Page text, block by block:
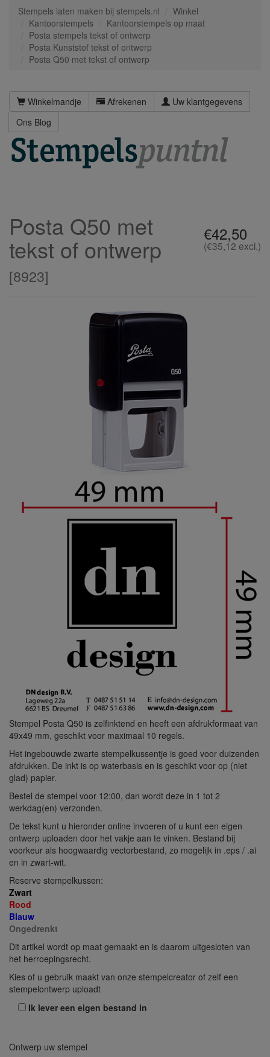
Stempels laten maken bij stempels.nl
Winkel
Kantoorstempels
Kantoorstempels op maat
Posta stempels tekst of ontwerp
Posta Kunststof tekst of ontwerp
Posta Q50 met tekst of ontwerp
Winkelmandje Afrekenen
Uw klantgegevens
Ons Blog
€42,50
(€35,12 excl.)
Posta Q50 met
tekst of ontwerp
[8923]
Stempel Posta Q50 is zelfinktend en heeft een afdrukformaat van
49x49 mm, geschikt voor maximaal 10 regels.
Het ingebouwde zwarte stempelkussentje is goed voor duizenden
afdrukken. De inkt is op waterbasis en is geschikt voor op (niet
glad) papier.
Bestel de stempel voor 12:00, dan wordt deze in 1 tot 2
werkdag(en) verzonden.
De tekst kunt u hieronder online invoeren of u kunt een eigen
ontwerp uploaden door het vakje aan te vinken. Bestand bij
voorkeur als hoogwaardig vectorbestand, zo mogelijk in .eps / .ai
en in zwart-wit.
Reserve stempelkussen:
Zwart
Rood
Blauw
Ongedrenkt
Dit artikel wordt op maat gemaakt en is daarom uitgesloten van
het herroepingsrecht.
Kies of u gebruik maakt van onze stempelcreator of zelf een
stempelontwerp uploadt
Ik lever een eigen bestand in
Ontwerp uw stempel